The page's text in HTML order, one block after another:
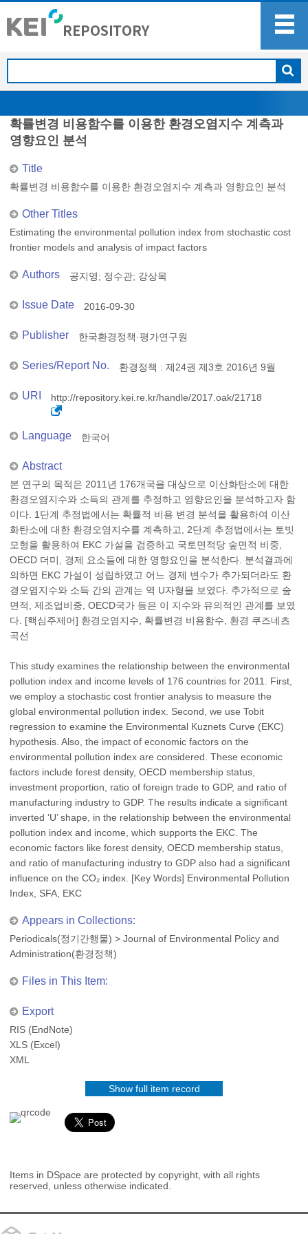
확률변경 비용함수를 이용한 환경오염지수 계측과
영향요인 분석
Title
확률변경 비용함수를 이용한 환경오염지수 계측과 영향요인 분석
Other Titles
Estimating the environmental pollution index from stochastic cost
frontier models and analysis of impact factors
Authors 공지영; 정수관; 강상목
Issue Date 2016-09-30
Publisher 한국환경정책·평가연구원
Series/Report No. 환경정책 : 제24권 제3호 2016년 9월
URI http://repository.kei.re.kr/handle/2017.oak/21718
Language 한국어
Abstract
본 연구의 목적은 2011년 176개국을 대상으로 이산화탄소에 대한
환경오염지수와 소득의 관계를 추정하고 영향요인을 분석하고자 함
이다. 1단계 추정법에서는 확률적 비용 변경 분석을 활용하여 이산
화탄소에 대한 환경오염지수를 계측하고, 2단계 추정법에서는 토빗
모형을 활용하여 EKC 가설을 검증하고 국토면적당 숲면적 비중,
OECD 더미, 경제 요소들에 대한 영향요인을 분석한다. 분석결과에
의하면 EKC 가설이 성립하였고 어느 경제 변수가 추가되더라도 환
경오염지수와 소득 간의 관계는 역 U자형을 보였다. 추가적으로 숲
면적, 제조업비중, OECD국가 등은 이 지수와 유의적인 관계를 보였
다. [핵심주제어] 환경오염지수, 확률변경 비용함수, 환경 쿠즈네츠
곡선
This study examines the relationship between the environmental
pollution index and income levels of 176 countries for 2011. First,
we employ a stochastic cost frontier analysis to measure the
global environmental pollution index. Second, we use Tobit
regression to examine the Environmental Kuznets Curve (EKC)
hypothesis. Also, the impact of economic factors on the
environmental pollution index are considered. These economic
factors include forest density, OECD membership status,
investment proportion, ratio of foreign trade to GDP, and ratio of
manufacturing industry to GDP. The results indicate a significant
inverted ‘U’ shape, in the relationship between the environmental
pollution index and income, which supports the EKC. The
economic factors like forest density, OECD membership status,
and ratio of manufacturing industry to GDP also had a significant
influence on the CO₂ index. [Key Words] Environmental Pollution
Index, SFA, EKC
Appears in Collections:
Periodicals(정기간행물) > Journal of Environmental Policy and
Administration(환경정책)
Files in This Item:
Export
RIS (EndNote)
XLS (Excel)
XML
Show full item record
Items in DSpace are protected by copyright, with all rights
reserved, unless otherwise indicated.